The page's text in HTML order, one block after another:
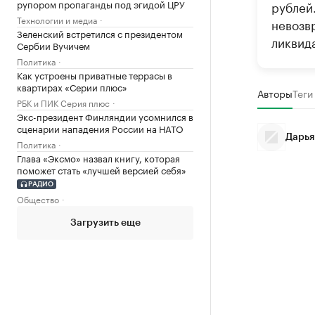
рупором пропаганды под эгидой ЦРУ
Технологии и медиа
Зеленский встретился с президентом
Сербии Вучичем
Политика
Как устроены приватные террасы в
квартирах «Серии плюс»
РБК и ПИК Серия плюс
Экс-президент Финляндии усомнился в
сценарии нападения России на НАТО
Политика
Глава «Эксмо» назвал книгу, которая
поможет стать «лучшей версией себя»
РАДИО
Общество
Загрузить еще
АвторыТеги